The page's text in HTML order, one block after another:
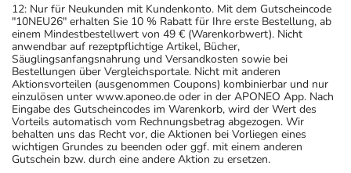
12: Nur für Neukunden mit Kundenkonto. Mit dem Gutscheincode
"10NEU26" erhalten Sie 10 % Rabatt für Ihre erste Bestellung, ab
einem Mindestbestellwert von 49 € (Warenkorbwert). Nicht
anwendbar auf rezeptpflichtige Artikel, Bücher,
Säuglingsanfangsnahrung und Versandkosten sowie bei
Bestellungen über Vergleichsportale. Nicht mit anderen
Aktionsvorteilen (ausgenommen Coupons) kombinierbar und nur
einzulösen unter www.aponeo.de oder in der APONEO App. Nach
Eingabe des Gutscheincodes im Warenkorb, wird der Wert des
Vorteils automatisch vom Rechnungsbetrag abgezogen. Wir
behalten uns das Recht vor, die Aktionen bei Vorliegen eines
wichtigen Grundes zu beenden oder ggf. mit einem anderen
Gutschein bzw. durch eine andere Aktion zu ersetzen.